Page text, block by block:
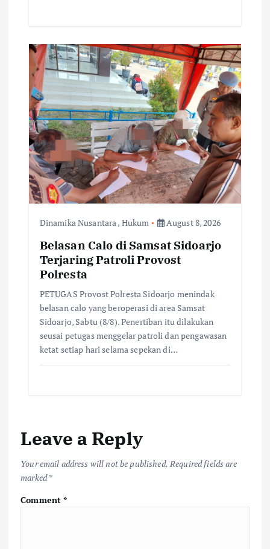
Dinamika Nusantara , Hukum August 8, 2026
Belasan Calo di Samsat Sidoarjo
Terjaring Patroli Provost
Polresta
PETUGAS Provost Polresta Sidoarjo menindak
belasan calo yang beroperasi di area Samsat
Sidoarjo, Sabtu (8/8). Penertiban itu dilakukan
seusai petugas menggelar patroli dan pengawasan
ketat setiap hari selama sepekan di…
Leave a Reply
Your email address will not be published. Required fields are
marked*
Comment*